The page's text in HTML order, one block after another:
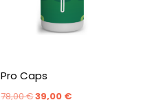
Pro Caps
78,00€Original
39,00 €Текущата